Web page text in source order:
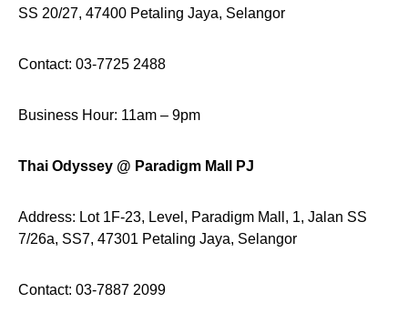
SS 20/27, 47400 Petaling Jaya, Selangor
Contact: 03-7725 2488
Business Hour: 11am – 9pm
Thai Odyssey @ Paradigm Mall PJ
Address: Lot 1F-23, Level, Paradigm Mall, 1, Jalan SS
7/26a, SS7, 47301 Petaling Jaya, Selangor
Contact: 03-7887 2099